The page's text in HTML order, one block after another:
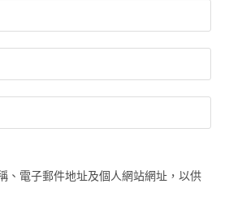
、電子郵件地址及個人網站網址，以供